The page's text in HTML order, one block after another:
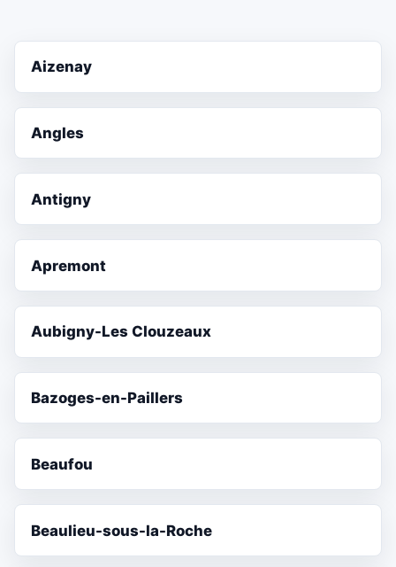
Aizenay
Angles
Antigny
Apremont
Aubigny-Les Clouzeaux
Bazoges-en-Paillers
Beaufou
Beaulieu-sous-la-Roche